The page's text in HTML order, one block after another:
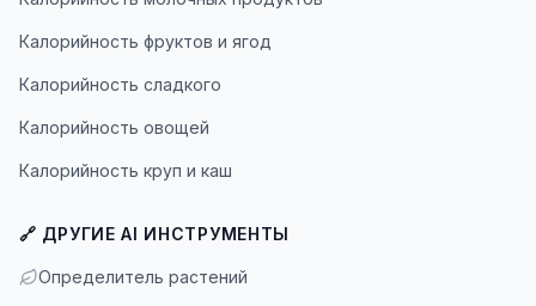
Калорийность фруктов и ягод
Калорийность сладкого
Калорийность овощей
Калорийность круп и каш
🔗 ДРУГИЕ AI ИНСТРУМЕНТЫ
Определитель растений